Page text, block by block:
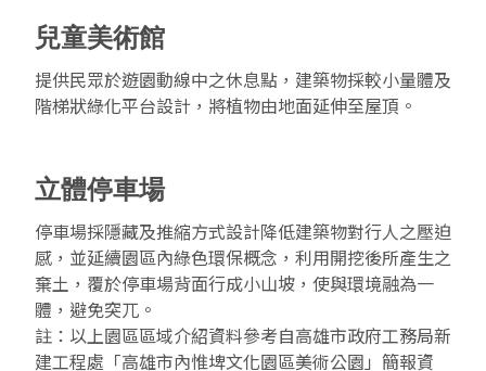
兒童美術館
提供民眾於遊園動線中之休息點，建築物採較小量體及
階梯狀綠化平台設計，將植物由地面延伸至屋頂。
立體停車場
停車場採隱藏及推縮方式設計降低建築物對行人之壓迫
感，並延續園區內綠色環保概念，利用開挖後所產生之
棄土，覆於停車場背面行成小山坡，使與環境融為一
體，避免突兀。
註：以上園區區域介紹資料參考自高雄市政府工務局新
建工程處「高雄市內惟埤文化園區美術公園」簡報資